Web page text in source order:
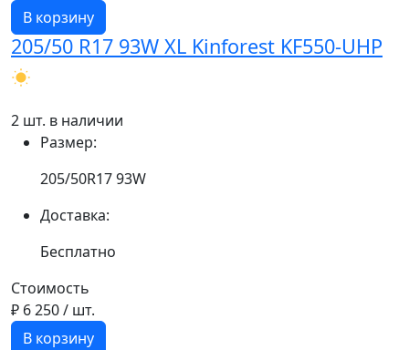
В корзину
205/50 R17 93W XL Kinforest KF550-UHP
2 шт. в наличии
Размер:
205/50R17 93W
Доставка:
Бесплатно
Стоимость
₽ 6 250/ шт.
В корзину